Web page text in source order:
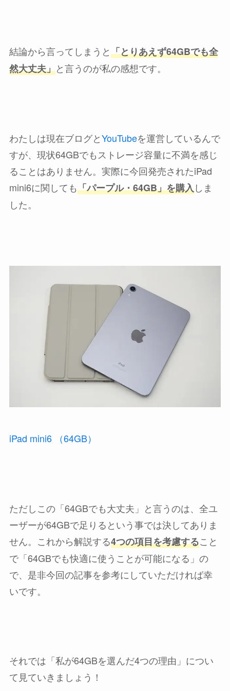
結論から言ってしまうと「とりあえず64GBでも全
然大丈夫」と言うのが私の感想です。
わたしは現在ブログとYouTubeを運営しているんで
すが、現状64GBでもストレージ容量に不満を感じ
ることはありません。実際に今回発売されたiPad
mini6に関しても「パープル・64GB」を購入しま
した。
iPad mini6 （64GB）
ただしこの「64GBでも大丈夫」と言うのは、全ユ
ーザーが64GBで足りるという事では決してありま
せん。これから解説する4つの項目を考慮すること
で「64GBでも快適に使うことが可能になる」の
で、是非今回の記事を参考にしていただければ幸
いです。
それでは「私が64GBを選んだ4つの理由」につい
て見ていきましょう！